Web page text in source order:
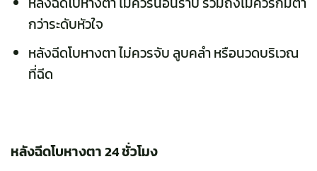
กว่าระดับหัวใจ
หลังฉีดโบหางตา ไม่ควรจับ ลูบคลำ หรือนวดบริเวณ
ที่ฉีด
หลังฉีดโบหางตา 24 ชั่วโมง